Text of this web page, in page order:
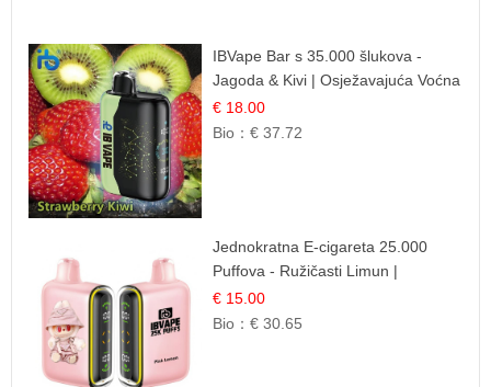
IBVape Bar s 35.000 šlukova -
Jagoda & Kivi | Osježavajuća Voćna
Mješavina
€ 18.00
Bio：€ 37.72
Jednokratna E-cigareta 25.000
Puffova - Ružičasti Limun |
Osježavajuća Citrusna Aroma
€ 15.00
Bio：€ 30.65